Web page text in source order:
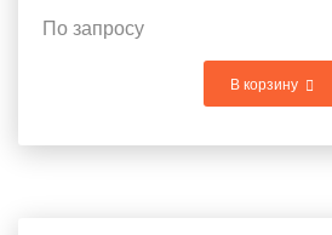
По запросу
В корзину